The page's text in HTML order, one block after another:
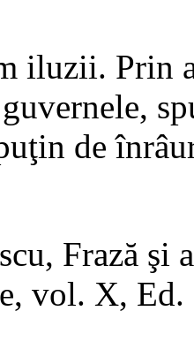
iluzii. Prin
de
Frază şi
vol. X,